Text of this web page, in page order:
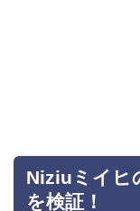
Niziuミイヒ
を検証！